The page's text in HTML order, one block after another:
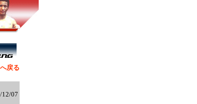
戻る
12/07